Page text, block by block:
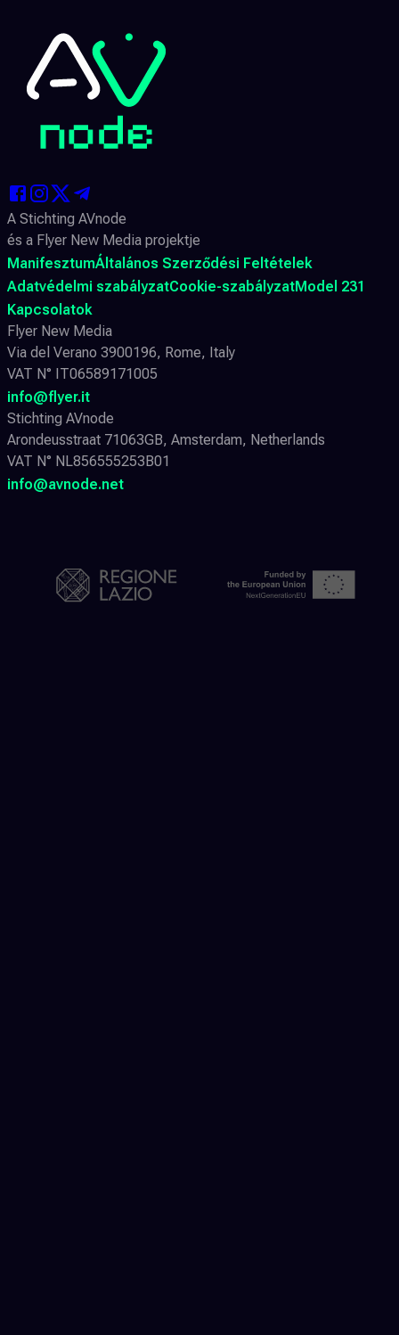
A Stichting AVnode
és a Flyer New Media projektje
ManifesztumÁltalános Szerződési Feltételek
Adatvédelmi szabályzatCookie-szabályzatModel 231
Kapcsolatok
Flyer New Media
Via del Verano 3900196, Rome, Italy
VAT N° IT06589171005
info@flyer.it
Stichting AVnode
Arondeusstraat 71063GB, Amsterdam, Netherlands
VAT N° NL856555253B01
info@avnode.net